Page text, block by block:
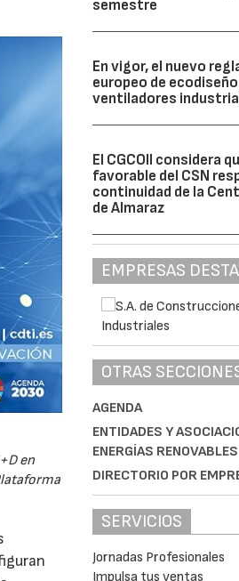
en
semestre
En vigor, el nuevo
europeo de
ventiladores
El CGCOII considera
favorable del CSN
continuidad de la
de Almaraz
EMPRESAS
OTRAS
AGENDA
ENTIDADES Y
ENERGÍAS RENOVABLES
DIRECTORIO POR
SERVICIOS
Jornadas Profesionales
Impulsa tus ventas